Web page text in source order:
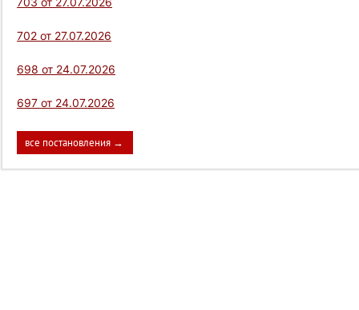
702 от 27.07.2026
698 от 24.07.2026
697 от 24.07.2026
все постановления →